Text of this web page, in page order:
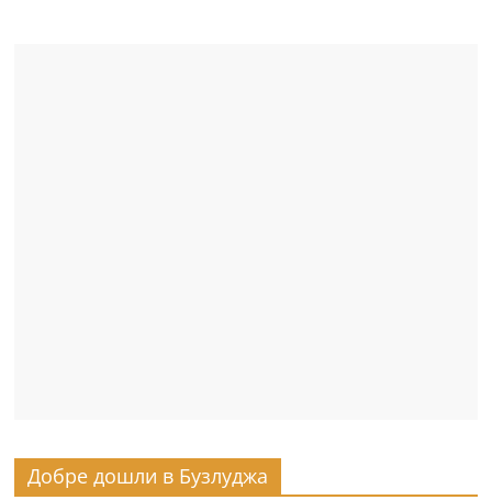
Добре дошли в Бузлуджа